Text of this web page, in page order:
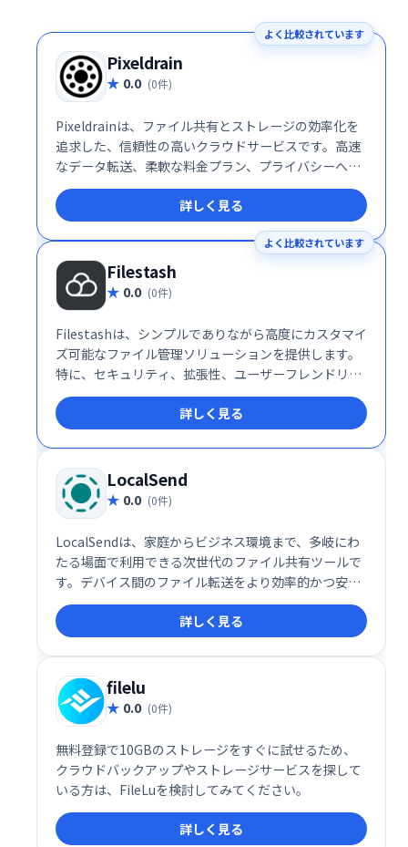
よく比較されています
Pixeldrain
0.0 (0件)
Pixeldrainは、ファイル共有とストレージの効率化を
追求した、信頼性の高いクラウドサービスです。高速
なデータ転送、柔軟な料金プラン、プライバシーへの
徹底した配慮により、個人ユーザーから企業まで幅広
い層に支持されています。特に、大容量ファイルを頻
繁に扱うクリエイターやプライバシーを重視する利用
者にとって、Pixeldrainは理想的な選択肢となるでし
ょう。
詳しく見る
よく比較されています
Filestash
0.0 (0件)
Filestashは、シンプルでありながら高度にカスタマイ
ズ可能なファイル管理ソリューションを提供します。
特に、セキュリティ、拡張性、ユーザーフレンドリー
な操作性を重視する企業にとって理想的な選択肢で
す。企業のストレージ運用を次のレベルに引き上げる
ために、Filestashの導入を検討してみてはいかがでし
ょうか。
詳しく見る
LocalSend
0.0 (0件)
LocalSendは、家庭からビジネス環境まで、多岐にわ
たる場面で利用できる次世代のファイル共有ツールで
す。デバイス間のファイル転送をより効率的かつ安全
に行いたい方に、ぜひ一度試してみていただきたいサ
ービスです。
詳しく見る
filelu
0.0 (0件)
無料登録で10GBのストレージをすぐに試せるため、
クラウドバックアップやストレージサービスを探して
いる方は、FileLuを検討してみてください。
詳しく見る